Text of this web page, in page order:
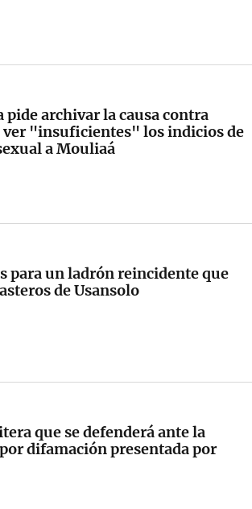
pide archivar la causa contra
ver "insuficientes" los indicios de
a Mouliaá
para un ladrón reincidente que
de Usansolo
que se defenderá ante la
difamación presentada por